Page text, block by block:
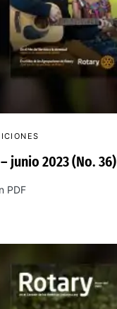
junio 2023 (No. 36)
PDF